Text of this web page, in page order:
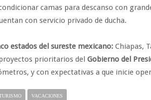
camas para descanso con
con servicio privado de ducha.
estados del sureste mexicano: Chiapas,
prioritarios del Gobierno del
y con expectativas a que inicie
VACACIONES